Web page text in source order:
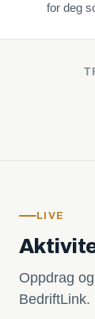
for deg
LIVE
Oppdrag
BedriftLink.